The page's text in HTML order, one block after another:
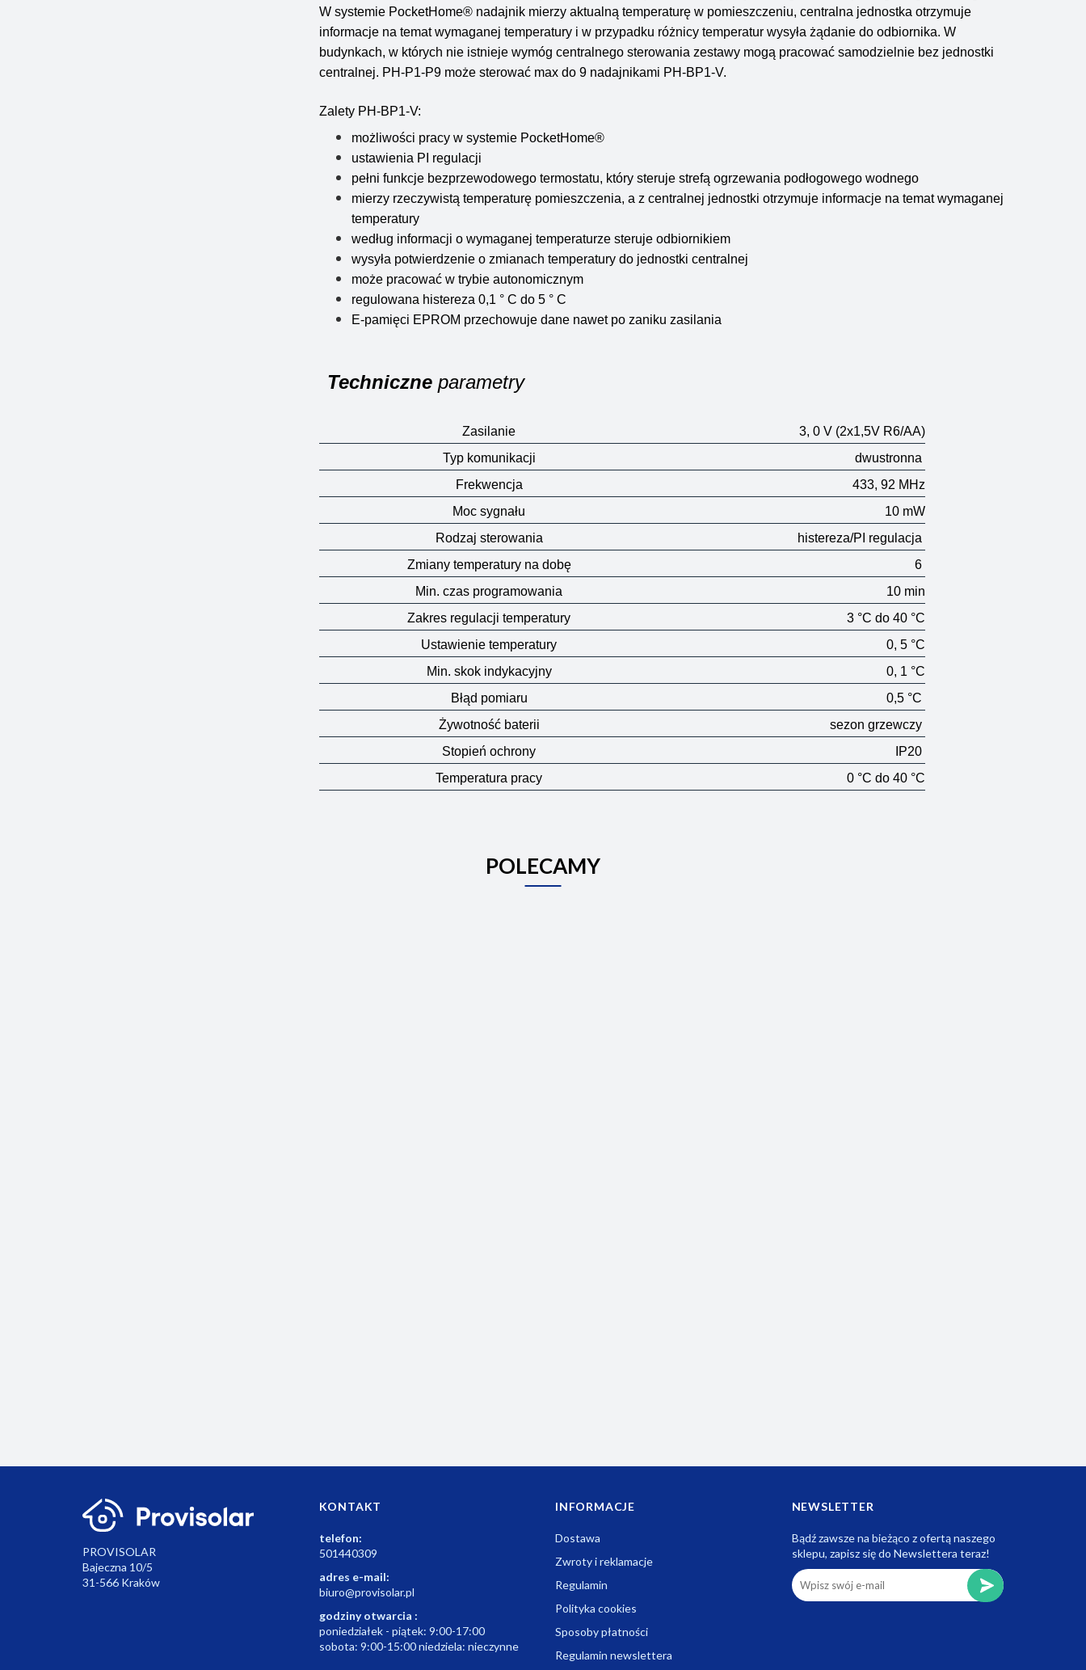
W systemie PocketHome® nadajnik mierzy aktualną temperaturę w pomieszczeniu, centralna jednostka otrzymuje
informacje na temat wymaganej temperatury i w przypadku różnicy temperatur wysyła żądanie do odbiornika. W
budynkach, w których nie istnieje wymóg centralnego sterowania zestawy mogą pracować samodzielnie bez jednostki
centralnej. PH-P1-P9 może sterować max do 9 nadajnikami PH-BP1-V.
Zalety PH-BP1-V:
możliwości pracy w systemie PocketHome®
ustawienia PI regulacji
pełni funkcje bezprzewodowego termostatu, który steruje strefą ogrzewania podłogowego wodnego
mierzy rzeczywistą temperaturę pomieszczenia, a z centralnej jednostki otrzymuje informacje na temat wymaganej
temperatury
według informacji o wymaganej temperaturze steruje odbiornikiem
wysyła potwierdzenie o zmianach temperatury do jednostki centralnej
może pracować w trybie autonomicznym
regulowana histereza 0,1 ° C do 5 ° C
E-pamięci EPROM przechowuje dane nawet po zaniku zasilania
Techniczneparametry
Zasilanie 3, 0 V (2x1,5V R6/AA)
Typ komunikacji
dwustronna
Frekwencja
433, 92 MHz
Moc sygnału
10 mW
Rodzaj sterowania
histereza/PI regulacja
Zmiany temperatury na dobę
6
Min. czas programowania
10 min
Zakres regulacji temperatury
3 °C do 40 °C
Ustawienie temperatury
0, 5 °C
Min. skok indykacyjny
0, 1 °C
Błąd pomiaru
0,5 °C
Żywotność baterii
sezon grzewczy
Stopień ochrony
IP20
Temperatura pracy
0 °C do 40 °C
POLECAMY
PROVISOLAR
Bajeczna 10/5
31-566 Kraków
KONTAKT
telefon:
501440309
adres e-mail:
biuro@provisolar.pl
godziny otwarcia :
poniedziałek - piątek: 9:00-17:00
sobota: 9:00-15:00 niedziela: nieczynne
INFORMACJE
Dostawa
Zwroty i reklamacje
Regulamin
Polityka cookies
Sposoby płatności
Regulamin newslettera
NEWSLETTER
Bądź zawsze na bieżąco z ofertą naszego
sklepu, zapisz się do Newslettera teraz!